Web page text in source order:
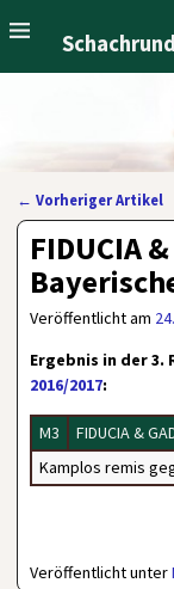
← Vorheriger Artikel
FIDUCIA
Veröffentlicht am
Ergebnis in der 3.
2016/2017:
M3 FIDUCIA &
Kamplos remis
Veröffentlicht unter